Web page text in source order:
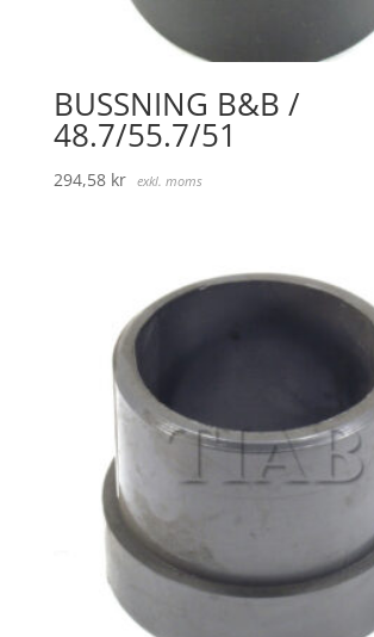
BUSSNING B&B /
48.7/55.7/51
294,58 kr exkl. moms